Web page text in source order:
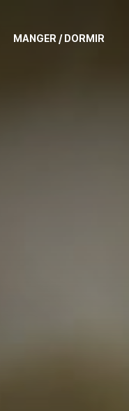
MANGER / DORMIR